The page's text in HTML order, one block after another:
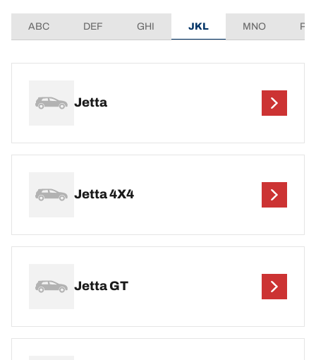
ABC DEF GHI JKL MNO
Jetta
Jetta 4X4
Jetta GT